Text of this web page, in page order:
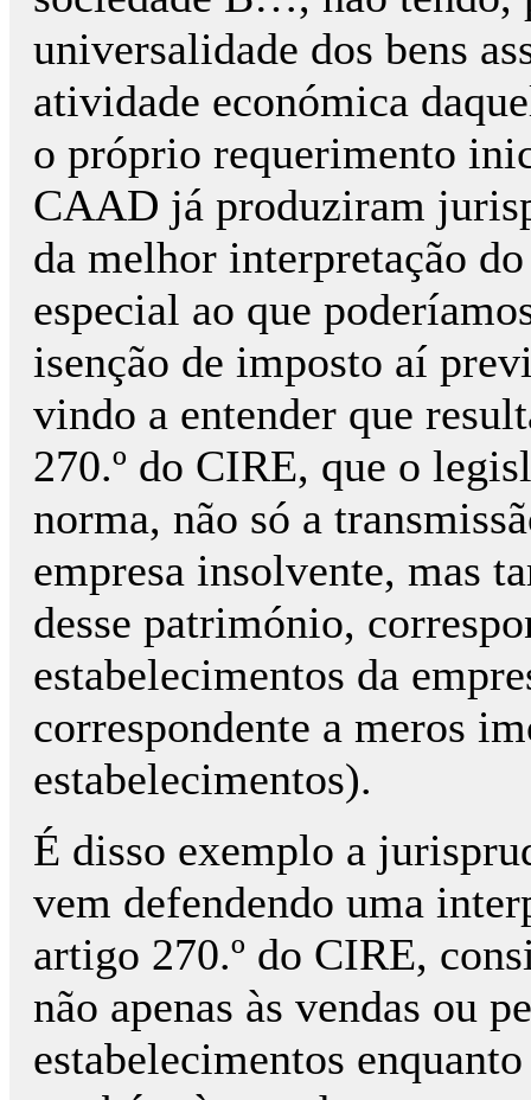
universalidade dos bens
atividade económica
o próprio requerimento
CAAD já produziram
da melhor interpretação
especial ao que
isenção de imposto aí
vindo a entender que
270.º do CIRE, que o
norma, não só a
empresa insolvente, mas
desse património,
estabelecimentos da
correspondente a meros
estabelecimentos).
É disso exemplo a
vem defendendo uma
artigo 270.º do CIRE,
não apenas às vendas ou
estabelecimentos